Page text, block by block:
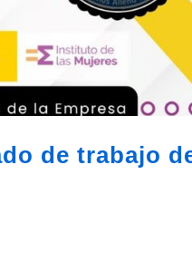
de trabajo